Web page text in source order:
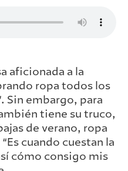
aficionada a la
ropa todos los
Sin embargo, para
tiene su truco,
de verano, ropa
cuando cuestan la
cómo consigo mis